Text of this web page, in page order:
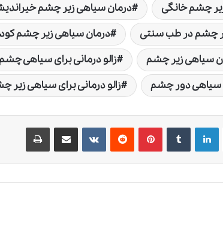
چشم خانگی
درمان سیاهی زیر چشم
چشم در طب سنتی
درمان سیاهی زیر چشم
سیاهی زیر چشم
زالو درمانی برای سیاهی
سیاهی دور چشم
زالو درمانی برای سیاهی زیر
لینکدین ‫تامبلر ‫پین‌ترست‫رددیت ‫VKontakteاشتراک گذاری از طریق ایمیل چاپ